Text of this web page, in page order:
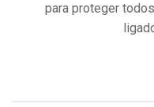
para proteger